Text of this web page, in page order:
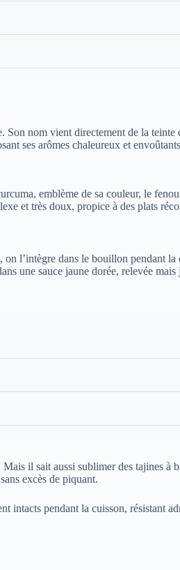
nom vient directement de la
ses arômes chaleureux et
emblème de sa couleur, le
et très doux, propice à des plats
l’intègre dans le bouillon pendant
une sauce jaune dorée, relevée
il sait aussi sublimer des tajines à
excès de piquant.
intacts pendant la cuisson, résistant